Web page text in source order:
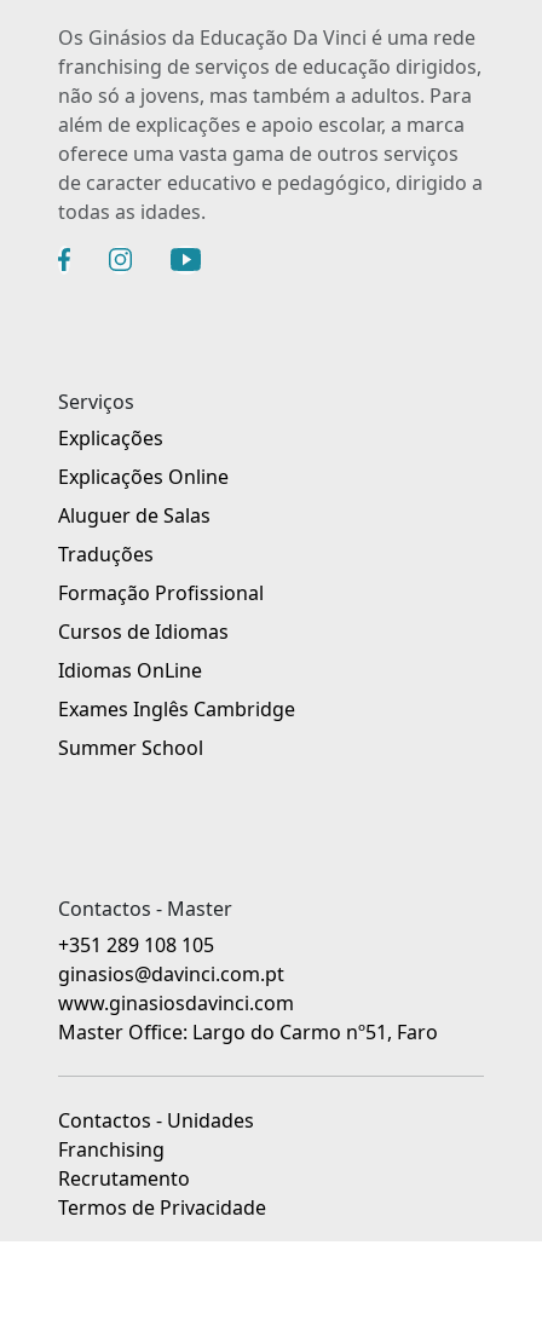
Os Ginásios da Educação Da Vinci é uma rede
franchising de serviços de educação dirigidos,
não só a jovens, mas também a adultos. Para
além de explicações e apoio escolar, a marca
oferece uma vasta gama de outros serviços
de caracter educativo e pedagógico, dirigido a
todas as idades.
Serviços
Explicações
Explicações Online
Aluguer de Salas
Traduções
Formação Profissional
Cursos de Idiomas
Idiomas OnLine
Exames Inglês Cambridge
Summer School
Contactos - Master
+351 289 108 105
ginasios@davinci.com.pt
www.ginasiosdavinci.com
Master Office: Largo do Carmo nº51, Faro
Contactos - Unidades
Franchising
Recrutamento
Termos de Privacidade